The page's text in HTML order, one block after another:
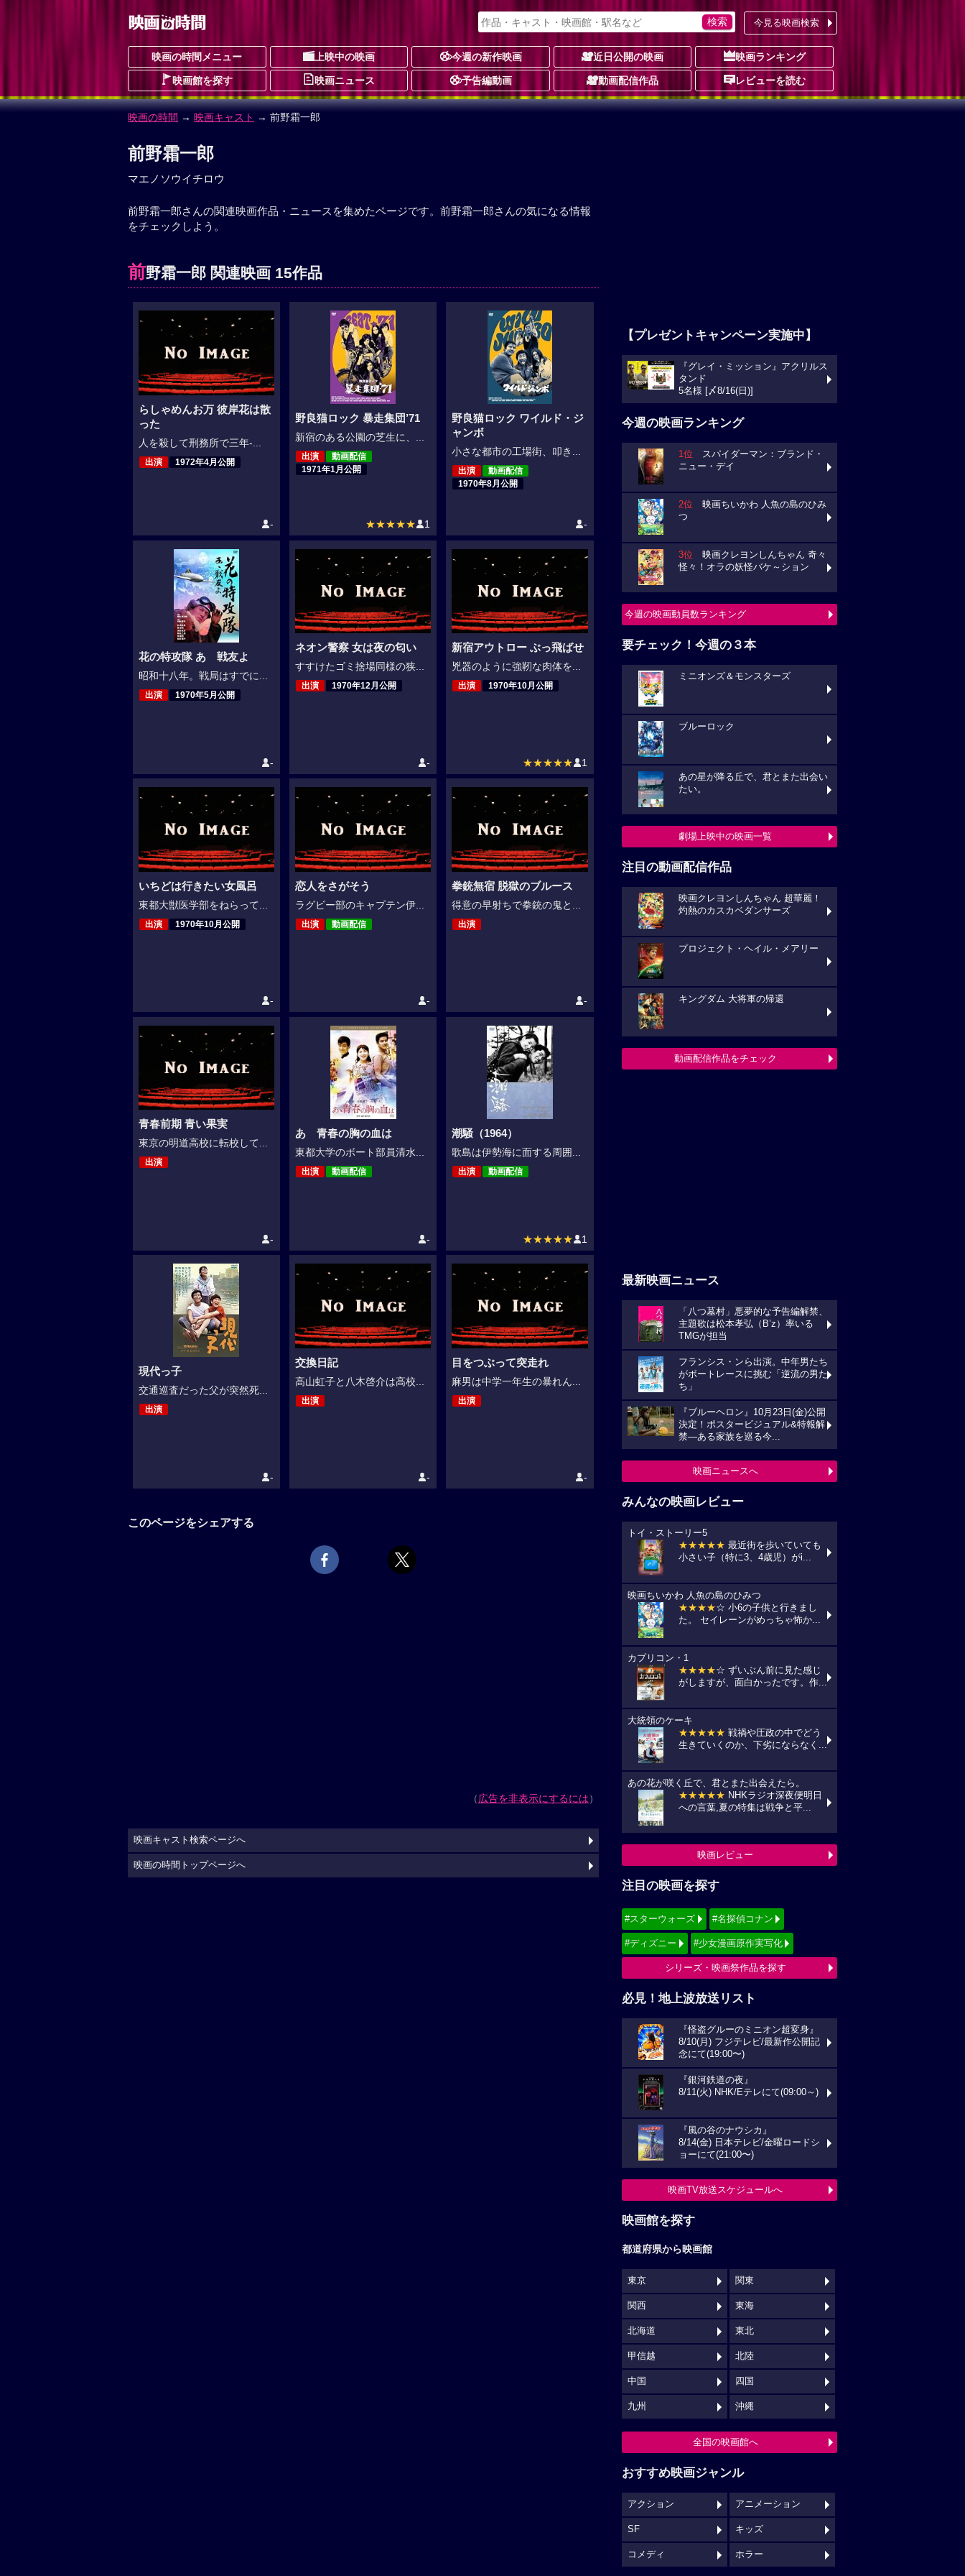
今見る映画検索
映画の時間メニュー 上映中の映画 今週の新作映画 近日公開の映画 映画ランキング
映画館を探す 映画ニュース 予告編動画 動画配信作品 レビューを読む
映画の時間 → 映画キャスト → 前野霜一郎
前野霜一郎
マエノソウイチロウ
前野霜一郎さんの関連映画作品・ニュースを集めたページです。前野霜一郎さんの気になる情報
をチェックしよう。
前野霜一郎 関連映画 15作品
らしゃめんお万 彼岸花は散
った
人を殺して刑務所で三年-...
出演 1972年4月公開
-
野良猫ロック 暴走集団’71
新宿のある公園の芝生に、...
出演
動画配信
1971年1月公開
★★★★★ 1
野良猫ロック ワイルド・ジ
ャンボ
小さな都市の工場街、叩き...
出演
動画配信
1970年8月公開
-
花の特攻隊 あゝ戦友よ
昭和十八年。戦局はすでに...
出演 1970年5月公開
-
ネオン警察 女は夜の匂い
すすけたゴミ捨場同様の狭...
出演 1970年12月公開
-
新宿アウトロー ぶっ飛ばせ
兇器のように強靭な肉体を...
出演 1970年10月公開
★★★★★ 1
いちどは行きたい女風呂
東都大獣医学部をねらって...
出演 1970年10月公開
-
恋人をさがそう
ラグビー部のキャプテン伊...
出演 動画配信
-
拳銃無宿 脱獄のブルース
得意の早射ちで拳銃の鬼と...
出演
-
青春前期 青い果実
東京の明道高校に転校して...
出演
-
あゝ青春の胸の血は
東都大学のボート部員清水...
出演 動画配信
-
潮騒（1964）
歌島は伊勢海に面する周囲...
出演 動画配信
★★★★★ 1
現代っ子
交通巡査だった父が突然死...
出演
-
交換日記
高山虹子と八木啓介は高校...
出演
-
目をつぶって突走れ
麻男は中学一年生の暴れん...
出演
-
このページをシェアする
（広告を非表示にするには）
【プレゼントキャンペーン実施中】
『グレイ・ミッション』アクリルス
タンド
5名様 [〆8/16(日)]
今週の映画ランキング
1位 スパイダーマン：ブランド・
ニュー・デイ
2位 映画ちいかわ 人魚の島のひみ
つ
3位 映画クレヨンしんちゃん 奇々
怪々！オラの妖怪バケ～ション
今週の映画動員数ランキング
要チェック！今週の３本
ミニオンズ＆モンスターズ
ブルーロック
あの星が降る丘で、君とまた出会い
たい。
劇場上映中の映画一覧
注目の動画配信作品
映画クレヨンしんちゃん 超華麗！
灼熱のカスカベダンサーズ
プロジェクト・ヘイル・メアリー
キングダム 大将軍の帰還
動画配信作品をチェック
最新映画ニュース
「八つ墓村」悪夢的な予告編解禁、
主題歌は松本孝弘（B’z）率いる
TMGが担当
フランシス・ンら出演。中年男たち
がボートレースに挑む「逆流の男た
ち」
『ブルーヘロン』10月23日(金)公開
決定！ポスタービジュアル&特報解
禁―ある家族を巡る今...
映画ニュースへ
みんなの映画レビュー
トイ・ストーリー5
★★★★★ 最近街を歩いていても
小さい子（特に3、4歳児）がi...
映画ちいかわ 人魚の島のひみつ
★★★★☆ 小6の子供と行きまし
た。 セイレーンがめっちゃ怖か...
カプリコン・1
★★★★☆ ずいぶん前に見た感じ
がしますが、面白かったです。作...
大統領のケーキ
★★★★★ 戦禍や圧政の中でどう
生きていくのか、下劣にならなく...
あの花が咲く丘で、君とまた出会えたら。
★★★★★ NHKラジオ深夜便明日
への言葉,夏の特集は戦争と平...
映画レビュー
注目の映画を探す
#スターウォーズ #名探偵コナン
#ディズニー #少女漫画原作実写化
シリーズ・映画祭作品を探す
必見！地上波放送リスト
『怪盗グルーのミニオン超変身』
8/10(月) フジテレビ/最新作公開記
念にて(19:00〜)
『銀河鉄道の夜』
8/11(火) NHK/Eテレにて(09:00～)
『風の谷のナウシカ』
8/14(金) 日本テレビ/金曜ロードシ
ョーにて(21:00〜)
映画TV放送スケジュールへ
映画館を探す
都道府県から映画館
東京 関東
関西 東海
北海道 東北
甲信越 北陸
中国 四国
九州 沖縄
全国の映画館へ
おすすめ映画ジャンル
アクション アニメーション
SF キッズ
コメディ ホラー
映画キャスト検索ページへ
映画の時間トップページへ